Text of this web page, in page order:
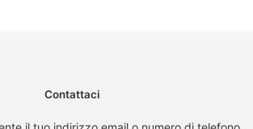
Contattaci